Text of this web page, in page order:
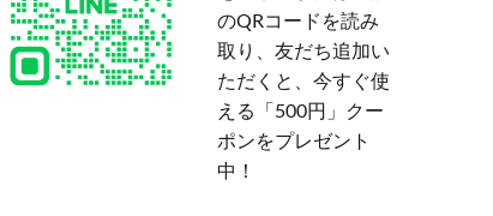
のQRコードを読み
取り、友だち追加い
ただくと、今すぐ使
える「500円」クー
ポンをプレゼント
中！